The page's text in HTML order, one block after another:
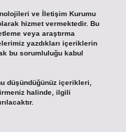
ve İletişim Kurumu
hizmet vermektedir. Bu
veya araştırma
yazdıkları içeriklerin
bu sorumluluğu kabul
düşündüğünüz içerikleri,
halinde, ilgili